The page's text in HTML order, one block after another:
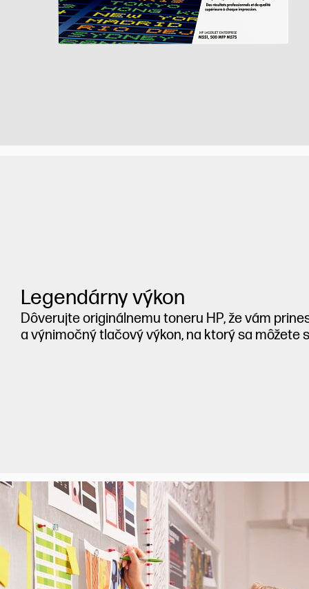
Legendárny výkon
Dôverujte originálnemu toneru HP, že vám
a výnimočný tlačový výkon, na ktorý sa môžete